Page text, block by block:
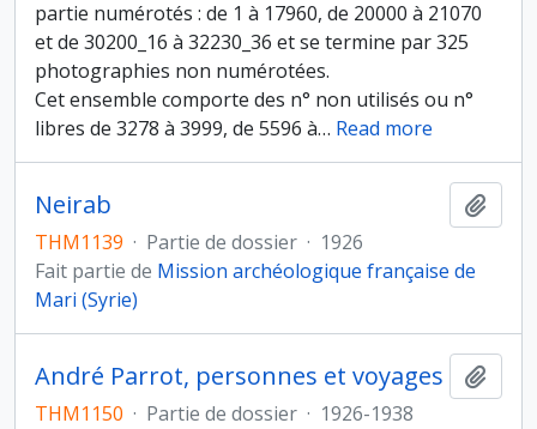
partie numérotés : de 1 à 17960, de 20000 à 21070
et de 30200_16 à 32230_36 et se termine par 325
photographies non numérotées.
Cet ensemble comporte des n° non utilisés ou n°
libres de 3278 à 3999, de 5596 à… Read more
Neirab
THM1139 · Partie de dossier · 1926
Fait partie de Mission archéologique française de
Mari (Syrie)
André Parrot, personnes et voyages
THM1150 · Partie de dossier · 1926-1938